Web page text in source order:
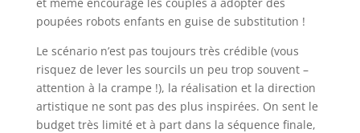
poupées robots enfants en guise de substitution !
Le scénario n’est pas toujours très crédible (vous
risquez de lever les sourcils un peu trop souvent –
attention à la crampe !), la réalisation et la direction
artistique ne sont pas des plus inspirées. On sent le
budget très limité et à part dans la séquence finale,